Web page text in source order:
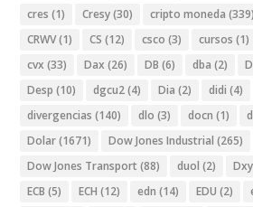
cres (1) Cresy(30) cripto moneda (339)
CRWV(1) CS (12) csco (3) cursos (1)
cvx (33) Dax (26) DB (6) dba (2)
Desp (10) dgcu2(4) Dia (2) didi (4)
divergencias (140) dlo (3) docn (1)
Dolar(1671) Dow Jones Industrial (265)
Dow Jones Transport (88) duol (2) Dxy
ECB (5) ECH (12) edn (14) EDU (2)